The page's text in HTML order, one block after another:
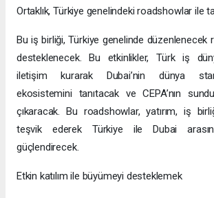
Ortaklık, Türkiye genelindeki roadshowlar ile
Bu iş birliği, Türkiye genelinde düzenlenecek
desteklenecek. Bu etkinlikler, Türk iş
iletişim kurarak Dubai’nin dünya
ekosistemini tanıtacak ve CEPA’nın
çıkaracak. Bu roadshowlar, yatırım, iş
teşvik ederek Türkiye ile Dubai
güçlendirecek.
Etkin katılım ile büyümeyi desteklemek